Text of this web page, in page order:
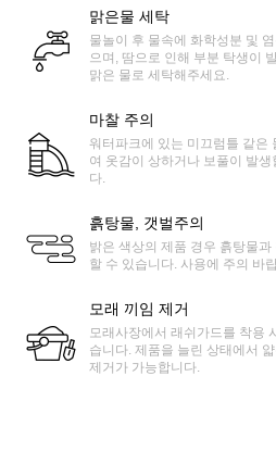
맑은물 세탁
물놀이 후 물속에 화학성분 및
으며, 땀으로 인해 부분 탁생이
맑은 물로 세탁해주세요.
마찰 주의
워터파크에 있는 미끄럼틀 같은
여 옷감이 상하거나 보풀이 발
다.
흙탕물, 갯벌주의
밝은 색상의 제품 경우 흙탕물
할 수 있습니다. 사용에 주의 바
모래 끼임 제거
모래사장에서 래쉬가드를 착용
습니다. 제품을 늘린 상태에서
제거가 가능합니다.